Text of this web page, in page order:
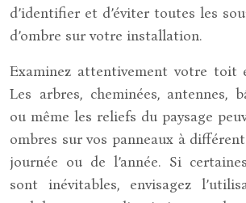
d’identifier et d’éviter toutes les
d’ombre sur votre installation.
Examinez attentivement votre toit
Les arbres, cheminées, antennes,
ou même les reliefs du paysage
ombres sur vos panneaux à
journée ou de l’année. Si
sont inévitables, envisagez